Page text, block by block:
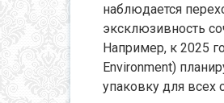
наблюдается
эксклюзивность
Например, к 2025
Environment)
упаковку для всех